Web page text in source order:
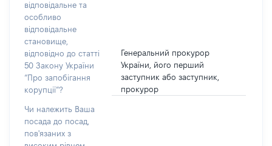
відповідальне та
особливо
відповідальне
становище,
відповідно до статті
50 Закону України
“Про запобігання
корупції”?
Генеральний прокурор
України, його перший
заступник або заступник,
прокурор
Чи належить Ваша
посада до посад,
пов'язаних з